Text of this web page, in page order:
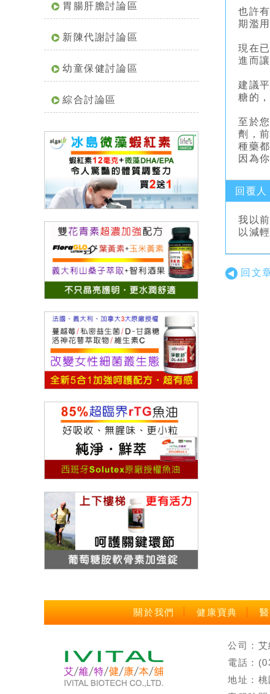
胃腸肝膽討論區
新陳代謝討論區
幼童保健討論區
綜合討論區
也許
期濫
現在
進而
建議
糖的
至於
劑，
種藥
因為
回覆人
我以
以減
回文
關於我們 健康寶典
公司：
電話：
地址：